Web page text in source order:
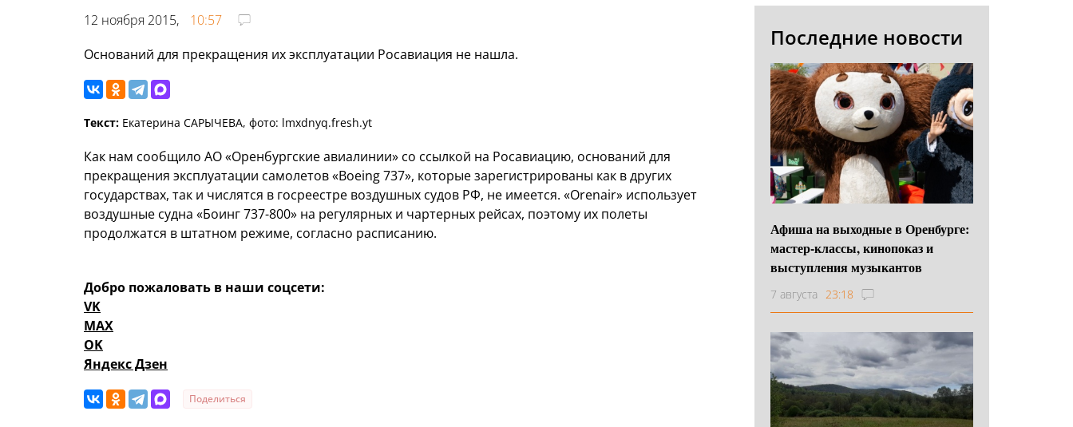
12 ноября 2015,
10:57
Оснований для прекращения их эксплуатации Росавиация не нашла.
Текст: Екатерина САРЫЧЕВА, фото: lmxdnyq.fresh.yt
Как нам сообщило АО «Оренбургские авиалинии» со ссылкой на Росавиацию, оснований для
прекращения эксплуатации самолетов «Boeing 737», которые зарегистрированы как в других
государствах, так и числятся в госреестре воздушных судов РФ, не имеется. «Orenair» использует
воздушные судна «Боинг 737-800» на регулярных и чартерных рейсах, поэтому их полеты
продолжатся в штатном режиме, согласно расписанию.
Добро пожаловать в наши соцсети:
VK
MAX
OK
Яндекс Дзен
Поделиться
Последние новости
Афиша на выходные в Оренбурге:
мастер-классы, кинопоказ и
выступления музыкантов
7 августа 23:18